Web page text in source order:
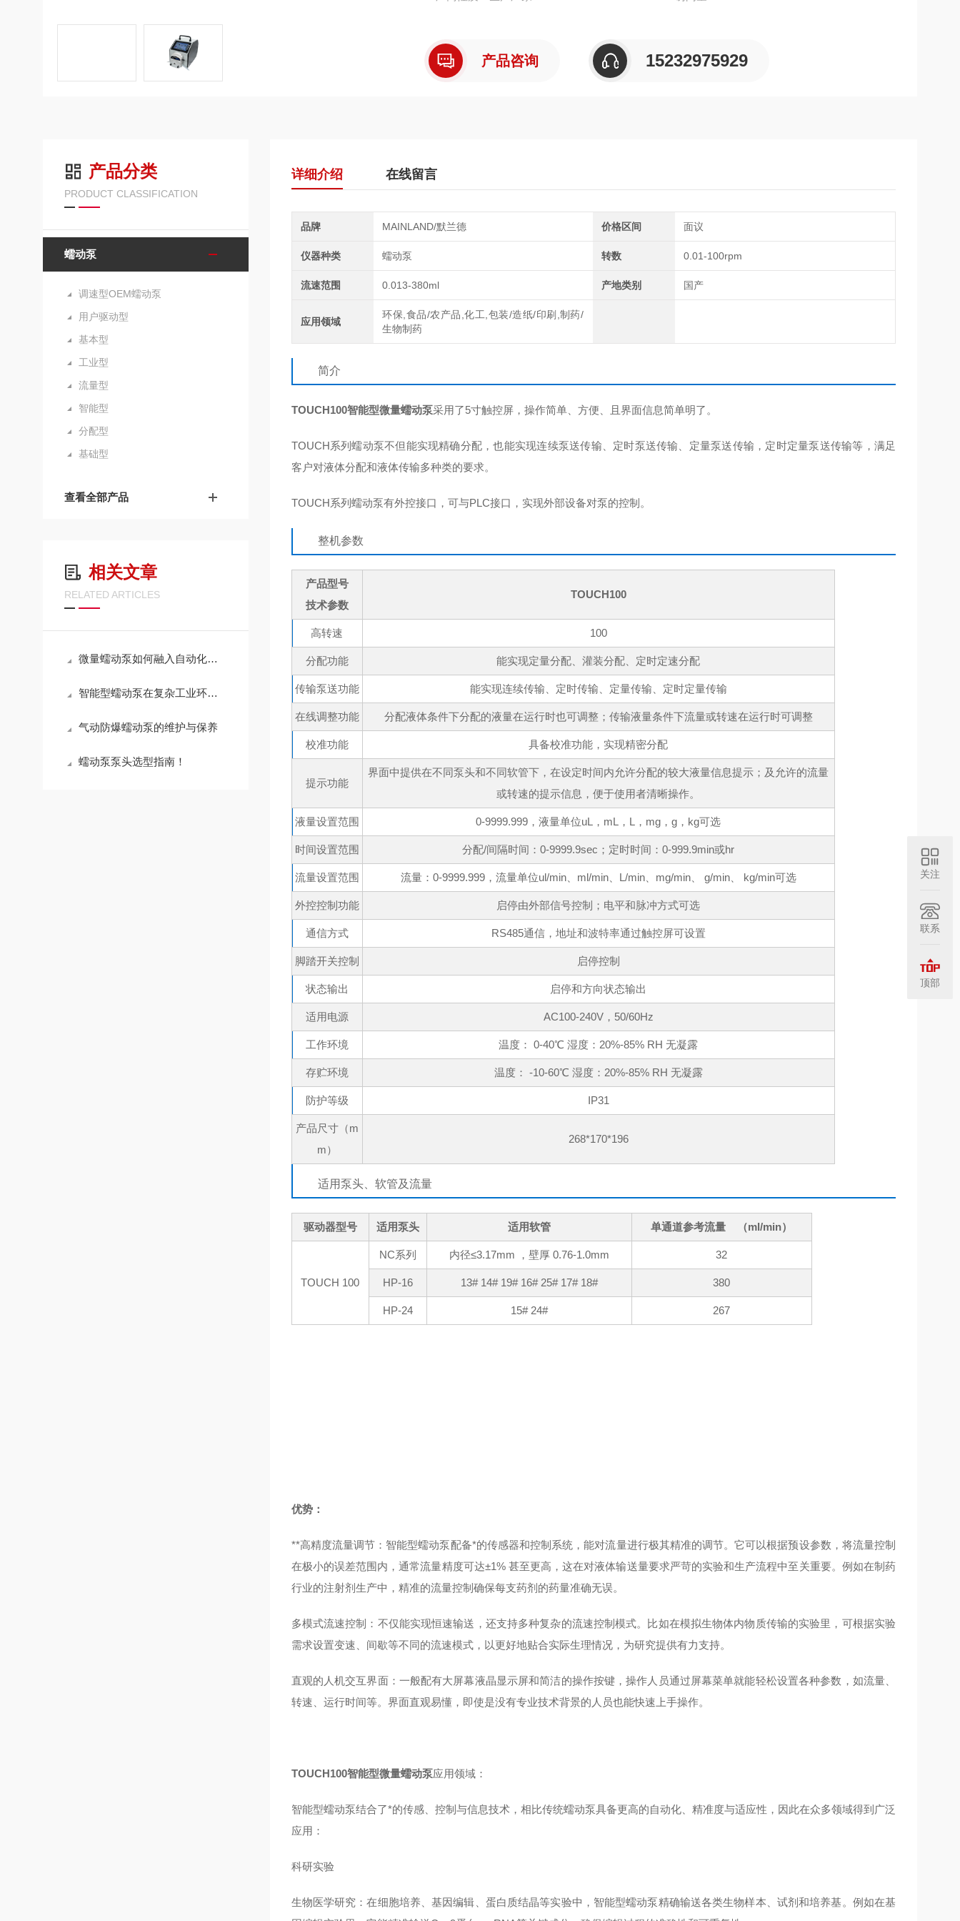
产品咨询 15232975929
产品分类
PRODUCT CLASSIFICATION
蠕动泵
调速型OEM蠕动泵
用户驱动型
基本型
工业型
流量型
智能型
分配型
基础型
查看全部产品
相关文章
RELATED ARTICLES
微量蠕动泵如何融入自动化实验平台
智能型蠕动泵在复杂工业环境中的稳定性保障
气动防爆蠕动泵的维护与保养
蠕动泵泵头选型指南！
详细介绍 在线留言
品牌 MAINLAND/默兰德 价格区间 面议
仪器种类 蠕动泵 转数 0.01-100rpm
流速范围 0.013-380ml 产地类别 国产
应用领域
环保,食品/农产品,化工,包装/造纸/印刷,制药/
生物制药
简介
TOUCH100智能型微量蠕动泵采用了5寸触控屏，操作简单、方便、且界面信息简单明了。
TOUCH系列蠕动泵不但能实现精确分配，也能实现连续泵送传输、定时泵送传输、定量泵送传输，定时定量泵送传输等，满足
客户对液体分配和液体传输多种类的要求。
TOUCH系列蠕动泵有外控接口，可与PLC接口，实现外部设备对泵的控制。
整机参数
产品型号
技术参数
TOUCH100
高转速 100
分配功能 能实现定量分配、灌装分配、定时定速分配
传输泵送功能 能实现连续传输、定时传输、定量传输、定时定量传输
在线调整功能 分配液体条件下分配的液量在运行时也可调整；传输液量条件下流量或转速在运行时可调整
校准功能 具备校准功能，实现精密分配
提示功能
界面中提供在不同泵头和不同软管下，在设定时间内允许分配的较大液量信息提示；及允许的流量
或转速的提示信息，便于使用者清晰操作。
液量设置范围 0-9999.999，液量单位uL，mL，L，mg，g，kg可选
时间设置范围 分配/间隔时间：0-9999.9sec；定时时间：0-999.9min或hr
流量设置范围 流量：0-9999.999，流量单位ul/min、ml/min、L/min、mg/min、 g/min、 kg/min可选
外控控制功能 启停由外部信号控制；电平和脉冲方式可选
通信方式 RS485通信，地址和波特率通过触控屏可设置
脚踏开关控制 启停控制
状态输出 启停和方向状态输出
适用电源 AC100-240V，50/60Hz
工作环境 温度： 0-40℃ 湿度：20%-85% RH 无凝露
存贮环境 温度： -10-60℃ 湿度：20%-85% RH 无凝露
防护等级 IP31
产品尺寸（m
m）
268*170*196
适用泵头、软管及流量
驱动器型号 适用泵头 适用软管 单通道参考流量 （ml/min）
TOUCH 100
NC系列 内径≤3.17mm ，壁厚 0.76-1.0mm 32
HP-16 13# 14# 19# 16# 25# 17# 18# 380
HP-24 15# 24# 267
优势：
**高精度流量调节：智能型蠕动泵配备*的传感器和控制系统，能对流量进行极其精准的调节。它可以根据预设参数，将流量控制
在极小的误差范围内，通常流量精度可达±1% 甚至更高，这在对液体输送量要求严苛的实验和生产流程中至关重要。例如在制药
行业的注射剂生产中，精准的流量控制确保每支药剂的药量准确无误。
多模式流速控制：不仅能实现恒速输送，还支持多种复杂的流速控制模式。比如在模拟生物体内物质传输的实验里，可根据实验
需求设置变速、间歇等不同的流速模式，以更好地贴合实际生理情况，为研究提供有力支持。
直观的人机交互界面：一般配有大屏幕液晶显示屏和简洁的操作按键，操作人员通过屏幕菜单就能轻松设置各种参数，如流量、
转速、运行时间等。界面直观易懂，即使是没有专业技术背景的人员也能快速上手操作。
TOUCH100智能型微量蠕动泵应用领域：
智能型蠕动泵结合了*的传感、控制与信息技术，相比传统蠕动泵具备更高的自动化、精准度与适应性，因此在众多领域得到广泛
应用：
科研实验
生物医学研究：在细胞培养、基因编辑、蛋白质结晶等实验中，智能型蠕动泵精确输送各类生物样本、试剂和培养基。例如在基
关注
联系
顶部